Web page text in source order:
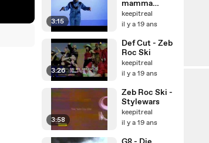
3:15
mamma
raised a G
keepitreal
il y a 19 ans
3:26
Def Cut - Zeb
Roc Ski
keepitreal
il y a 19 ans
3:58
Zeb Roc Ski -
Stylewars
keepitreal
il y a 19 ans